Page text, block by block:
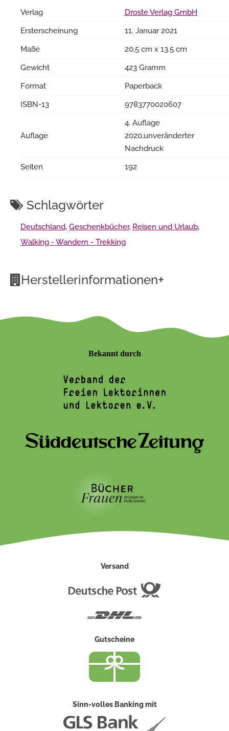
Verlag
Droste Verlag GmbH
Ersterscheinung
11. Januar 2021
Maße
20.5 cm x 13.5 cm
Gewicht
423 Gramm
Format
Paperback
ISBN-13
9783770020607
Auflage
4. Auflage
2020,unveränderter
Nachdruck
Seiten
192
Schlagwörter
Deutschland, Geschenkbücher, Reisen und Urlaub,
Walking - Wandern - Trekking
Herstellerinformationen+
Bekannt durch
Versand
Gutscheine
Sinn-volles Banking mit